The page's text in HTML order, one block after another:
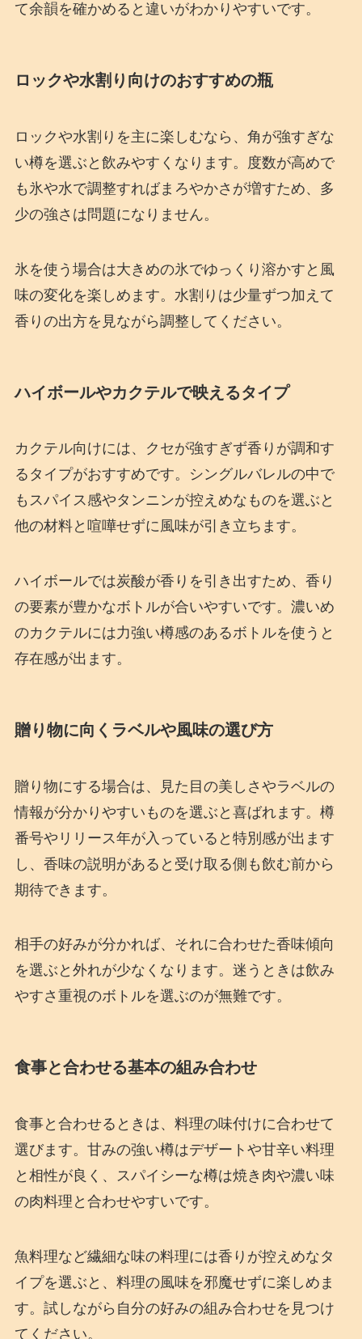
て余韻を確かめると違いがわかりやすいです。
ロックや水割り向けのおすすめの瓶
ロックや水割りを主に楽しむなら、角が強すぎな
い樽を選ぶと飲みやすくなります。度数が高めで
も氷や水で調整すればまろやかさが増すため、多
少の強さは問題になりません。
氷を使う場合は大きめの氷でゆっくり溶かすと風
味の変化を楽しめます。水割りは少量ずつ加えて
香りの出方を見ながら調整してください。
ハイボールやカクテルで映えるタイプ
カクテル向けには、クセが強すぎず香りが調和す
るタイプがおすすめです。シングルバレルの中で
もスパイス感やタンニンが控えめなものを選ぶと
他の材料と喧嘩せずに風味が引き立ちます。
ハイボールでは炭酸が香りを引き出すため、香り
の要素が豊かなボトルが合いやすいです。濃いめ
のカクテルには力強い樽感のあるボトルを使うと
存在感が出ます。
贈り物に向くラベルや風味の選び方
贈り物にする場合は、見た目の美しさやラベルの
情報が分かりやすいものを選ぶと喜ばれます。樽
番号やリリース年が入っていると特別感が出ます
し、香味の説明があると受け取る側も飲む前から
期待できます。
相手の好みが分かれば、それに合わせた香味傾向
を選ぶと外れが少なくなります。迷うときは飲み
やすさ重視のボトルを選ぶのが無難です。
食事と合わせる基本の組み合わせ
食事と合わせるときは、料理の味付けに合わせて
選びます。甘みの強い樽はデザートや甘辛い料理
と相性が良く、スパイシーな樽は焼き肉や濃い味
の肉料理と合わせやすいです。
魚料理など繊細な味の料理には香りが控えめなタ
イプを選ぶと、料理の風味を邪魔せずに楽しめま
す。試しながら自分の好みの組み合わせを見つけ
てください。